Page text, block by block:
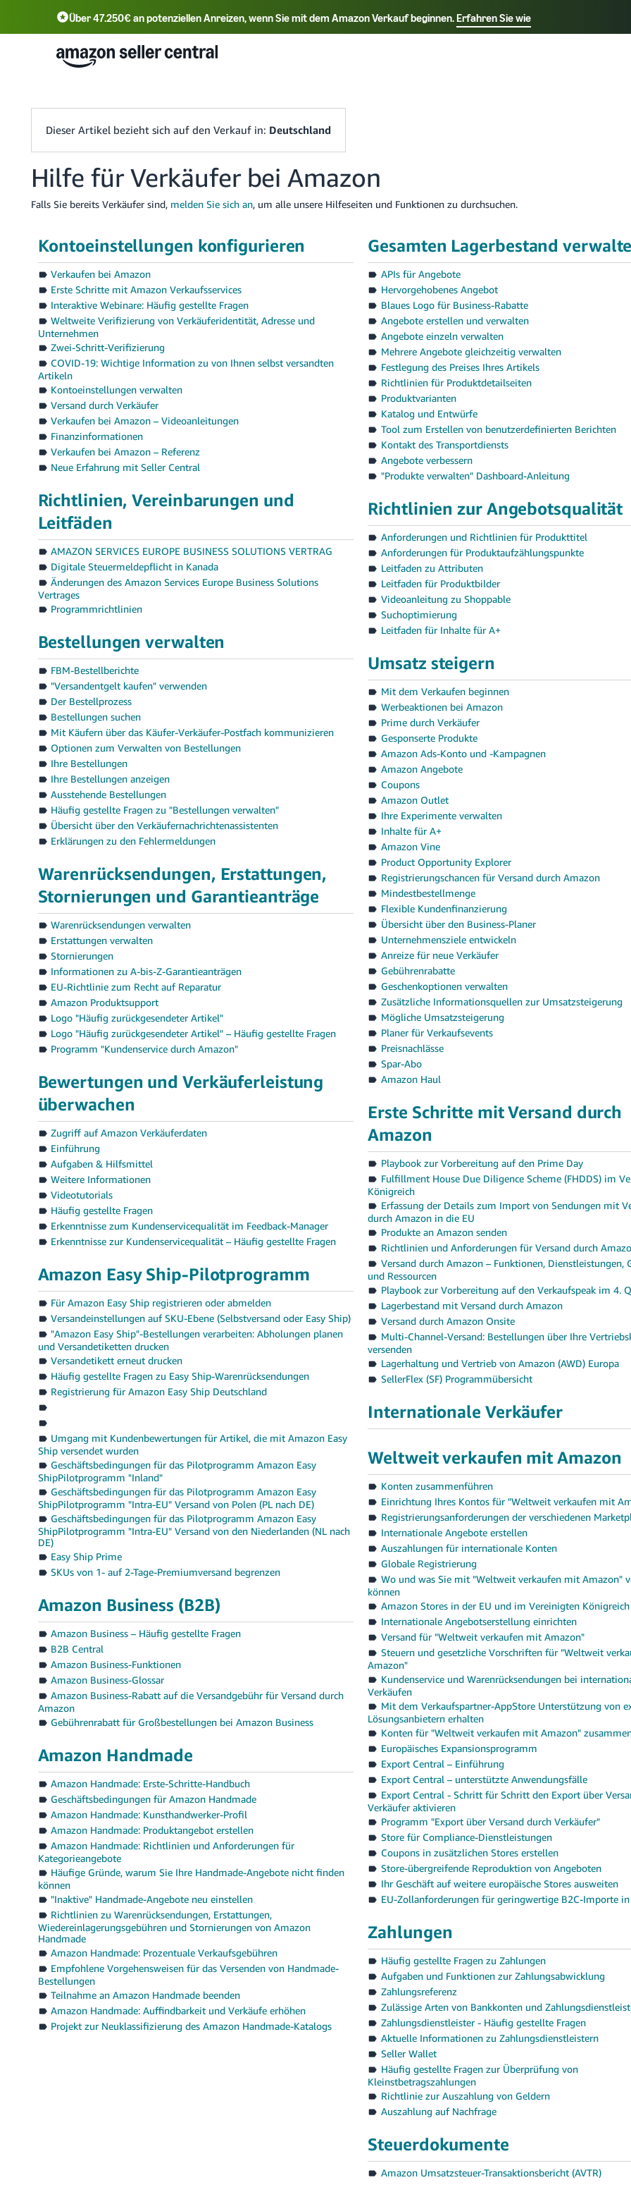
Über 47.250€ an potenziellen Anreizen, wenn Sie mit dem Amazon Verkauf beginnen.Erfahren Sie wie
Select your preferred language
中文 - CN English - DE
Dieser Artikel bezieht sich auf den Verkauf in: Deutschland
Hilfe für Verkäufer bei Amazon
Falls Sie bereits Verkäufer sind, melden Sie sich an, um alle unsere Hilfeseiten und Funktionen zu durchsuchen.
Kontoeinstellungen konfigurieren
Verkaufen bei Amazon
Erste Schritte mit Amazon Verkaufsservices
Interaktive Webinare: Häufig gestellte Fragen
Weltweite Verifizierung von Verkäuferidentität, Adresse und
Unternehmen
Zwei-Schritt-Verifizierung
COVID-19: Wichtige Information zu von Ihnen selbst versandten
Artikeln
Kontoeinstellungen verwalten
Versand durch Verkäufer
Verkaufen bei Amazon – Videoanleitungen
Finanzinformationen
Verkaufen bei Amazon – Referenz
Neue Erfahrung mit Seller Central
Richtlinien, Vereinbarungen und
Leitfäden
AMAZON SERVICES EUROPE BUSINESS SOLUTIONS VERTRAG
Digitale Steuermeldepflicht in Kanada
Änderungen des Amazon Services Europe Business Solutions
Vertrages
Programmrichtlinien
Bestellungen verwalten
FBM-Bestellberichte
"Versandentgelt kaufen" verwenden
Der Bestellprozess
Bestellungen suchen
Mit Käufern über das Käufer-Verkäufer-Postfach kommunizieren
Optionen zum Verwalten von Bestellungen
Ihre Bestellungen
Ihre Bestellungen anzeigen
Ausstehende Bestellungen
Häufig gestellte Fragen zu "Bestellungen verwalten"
Übersicht über den Verkäufernachrichtenassistenten
Erklärungen zu den Fehlermeldungen
Warenrücksendungen, Erstattungen,
Stornierungen und Garantieanträge
Warenrücksendungen verwalten
Erstattungen verwalten
Stornierungen
Informationen zu A-bis-Z-Garantieanträgen
EU-Richtlinie zum Recht auf Reparatur
Amazon Produktsupport
Logo "Häufig zurückgesendeter Artikel"
Logo "Häufig zurückgesendeter Artikel" – Häufig gestellte Fragen
Programm "Kundenservice durch Amazon"
Bewertungen und Verkäuferleistung
überwachen
Zugriff auf Amazon Verkäuferdaten
Einführung
Aufgaben & Hilfsmittel
Weitere Informationen
Videotutorials
Häufig gestellte Fragen
Erkenntnisse zum Kundenservicequalität im Feedback-Manager
Erkenntnisse zur Kundenservicequalität – Häufig gestellte Fragen
Amazon Easy Ship-Pilotprogramm
Für Amazon Easy Ship registrieren oder abmelden
Versandeinstellungen auf SKU-Ebene (Selbstversand oder Easy Ship)
"Amazon Easy Ship"-Bestellungen verarbeiten: Abholungen planen
und Versandetiketten drucken
Versandetikett erneut drucken
Häufig gestellte Fragen zu Easy Ship-Warenrücksendungen
Registrierung für Amazon Easy Ship Deutschland
Umgang mit Kundenbewertungen für Artikel, die mit Amazon Easy
Ship versendet wurden
Geschäftsbedingungen für das Pilotprogramm Amazon Easy
ShipPilotprogramm "Inland"
Geschäftsbedingungen für das Pilotprogramm Amazon Easy
ShipPilotprogramm "Intra-EU" Versand von Polen (PL nach DE)
Geschäftsbedingungen für das Pilotprogramm Amazon Easy
ShipPilotprogramm "Intra-EU" Versand von den Niederlanden (NL nach
DE)
Easy Ship Prime
SKUs von 1- auf 2-Tage-Premiumversand begrenzen
Amazon Business (B2B)
Amazon Business – Häufig gestellte Fragen
B2B Central
Amazon Business-Funktionen
Amazon Business-Glossar
Amazon Business-Rabatt auf die Versandgebühr für Versand durch
Amazon
Gebührenrabatt für Großbestellungen bei Amazon Business
Amazon Handmade
Amazon Handmade: Erste-Schritte-Handbuch
Geschäftsbedingungen für Amazon Handmade
Amazon Handmade: Kunsthandwerker-Profil
Amazon Handmade: Produktangebot erstellen
Amazon Handmade: Richtlinien und Anforderungen für
Kategorieangebote
Häufige Gründe, warum Sie Ihre Handmade-Angebote nicht finden
können
"Inaktive" Handmade-Angebote neu einstellen
Richtlinien zu Warenrücksendungen, Erstattungen,
Wiedereinlagerungsgebühren und Stornierungen von Amazon
Handmade
Amazon Handmade: Prozentuale Verkaufsgebühren
Empfohlene Vorgehensweisen für das Versenden von Handmade-
Bestellungen
Teilnahme an Amazon Handmade beenden
Amazon Handmade: Auffindbarkeit und Verkäufe erhöhen
Projekt zur Neuklassifizierung des Amazon Handmade-Katalogs
Gesamten Lagerbestand
APIs für Angebote
Hervorgehobenes Angebot
Blaues Logo für Business-Rabatte
Angebote erstellen und verwalten
Angebote einzeln verwalten
Mehrere Angebote gleichzeitig verwalten
Festlegung des Preises Ihres Artikels
Richtlinien für Produktdetailseiten
Produktvarianten
Katalog und Entwürfe
Tool zum Erstellen von benutzerdefinierten Berichten
Kontakt des Transportdiensts
Angebote verbessern
"Produkte verwalten" Dashboard-Anleitung
Richtlinien zur Angebotsqualität
Anforderungen und Richtlinien für Produkttitel
Anforderungen für Produktaufzählungspunkte
Leitfaden zu Attributen
Leitfaden für Produktbilder
Videoanleitung zu Shoppable
Suchoptimierung
Leitfaden für Inhalte für A+
Umsatz steigern
Mit dem Verkaufen beginnen
Werbeaktionen bei Amazon
Prime durch Verkäufer
Gesponserte Produkte
Amazon Ads-Konto und -Kampagnen
Amazon Angebote
Coupons
Amazon Outlet
Ihre Experimente verwalten
Inhalte für A+
Amazon Vine
Product Opportunity Explorer
Registrierungschancen für Versand durch Amazon
Mindestbestellmenge
Flexible Kundenfinanzierung
Übersicht über den Business-Planer
Unternehmensziele entwickeln
Anreize für neue Verkäufer
Gebührenrabatte
Geschenkoptionen verwalten
Zusätzliche Informationsquellen zur Umsatzsteigerung
Mögliche Umsatzsteigerung
Planer für Verkaufsevents
Preisnachlässe
Spar-Abo
Amazon Haul
Erste Schritte mit Versand durch
Amazon
Playbook zur Vorbereitung auf den Prime Day
Fulfillment House Due Diligence Scheme (FHDDS) im
Königreich
Erfassung der Details zum Import von Sendungen mit
durch Amazon in die EU
Produkte an Amazon senden
Richtlinien und Anforderungen für Versand durch
Versand durch Amazon – Funktionen, Dienstleistungen,
und Ressourcen
Playbook zur Vorbereitung auf den Verkaufspeak im 4.
Lagerbestand mit Versand durch Amazon
Versand durch Amazon Onsite
Multi-Channel-Versand: Bestellungen über Ihre
versenden
Lagerhaltung und Vertrieb von Amazon (AWD) Europa
SellerFlex (SF) Programmübersicht
Internationale Verkäufer
Weltweit verkaufen mit Amazon
Konten zusammenführen
Einrichtung Ihres Kontos für "Weltweit verkaufen mit
Registrierungsanforderungen der verschiedenen
Internationale Angebote erstellen
Auszahlungen für internationale Konten
Globale Registrierung
Wo und was Sie mit "Weltweit verkaufen mit Amazon"
können
Amazon Stores in der EU und im Vereinigten Königreich
Internationale Angebotserstellung einrichten
Versand für "Weltweit verkaufen mit Amazon"
Steuern und gesetzliche Vorschriften für "Weltweit
Amazon"
Kundenservice und Warenrücksendungen bei
Verkäufen
Mit dem Verkaufspartner-AppStore Unterstützung von
Lösungsanbietern erhalten
Konten für "Weltweit verkaufen mit Amazon"
Europäisches Expansionsprogramm
Export Central – Einführung
Export Central – unterstützte Anwendungsfälle
Export Central - Schritt für Schritt den Export über
Verkäufer aktivieren
Programm "Export über Versand durch Verkäufer"
Store für Compliance-Dienstleistungen
Coupons in zusätzlichen Stores erstellen
Store-übergreifende Reproduktion von Angeboten
Ihr Geschäft auf weitere europäische Stores ausweiten
EU-Zollanforderungen für geringwertige B2C-Importe in
Zahlungen
Häufig gestellte Fragen zu Zahlungen
Aufgaben und Funktionen zur Zahlungsabwicklung
Zahlungsreferenz
Zulässige Arten von Bankkonten und
Zahlungsdienstleister - Häufig gestellte Fragen
Aktuelle Informationen zu Zahlungsdienstleistern
Seller Wallet
Häufig gestellte Fragen zur Überprüfung von
Kleinstbetragszahlungen
Richtlinie zur Auszahlung von Geldern
Auszahlung auf Nachfrage
Steuerdokumente
Amazon Umsatzsteuer-Transaktionsbericht (AVTR)